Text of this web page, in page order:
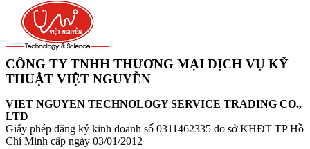
CÔNG TY TNHH THƯƠNG MẠI DỊCH VỤ KỸ
THUẬT VIỆT NGUYỄN
VIET NGUYEN TECHNOLOGY SERVICE TRADING CO.,
LTD
Giấy phép đăng ký kinh doanh số 0311462335 do sở KHĐT TP Hồ
Chí Minh cấp ngày 03/01/2012